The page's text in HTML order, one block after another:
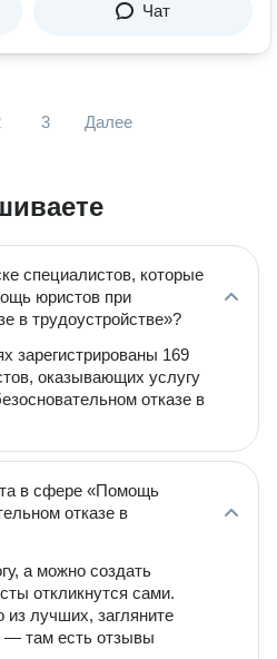
Чат
3 Далее
специалистов, которые
юристов при
в трудоустройстве»?
зарегистрированы 169
оказывающих услугу
отказе в
в сфере «Помощь
отказе в
а можно создать
откликнутся сами.
лучших, загляните
— там есть отзывы